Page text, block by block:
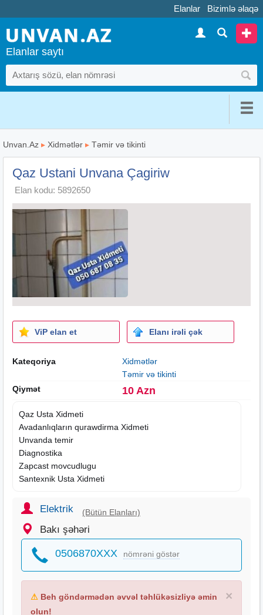
Elanlar Bizimlə əlaqə
Elanlar saytı
Unvan.Az ▸ Xidmətlər ▸ Təmir və tikinti
Qaz Ustani Unvana Çagiriw
Elan kodu: 5892650
ViP elan et Elanı irəli çək
Kateqoriya
Xidmətlər
Təmir və tikinti
Qiymət
10 Azn
Qaz Usta Xidmeti
Avadanlıqların qurawdirma Xidmeti
Unvanda temir
Diagnostika
Zapcast movcudlugu
Santexnik Usta Xidmeti
Elektrik (Bütün Elanları)
Bakı şəhəri
0506870XXX nömrəni göstər
×
⚠ Beh göndərmədən əvvəl təhlükəsizliyə əmin
olun!